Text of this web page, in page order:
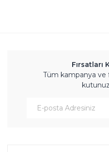
Fırsatları
Tüm kampanya ve